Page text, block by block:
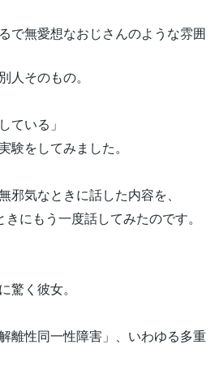
で無愛想なおじさんのような雰囲
人そのもの。
ている」
験をしてみました。
邪気なときに話した内容を、
にもう一度話してみたのです。
驚く彼女。
離性同一性障害」、いわゆる多重